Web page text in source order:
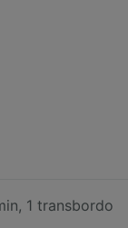
, 1 transbordo